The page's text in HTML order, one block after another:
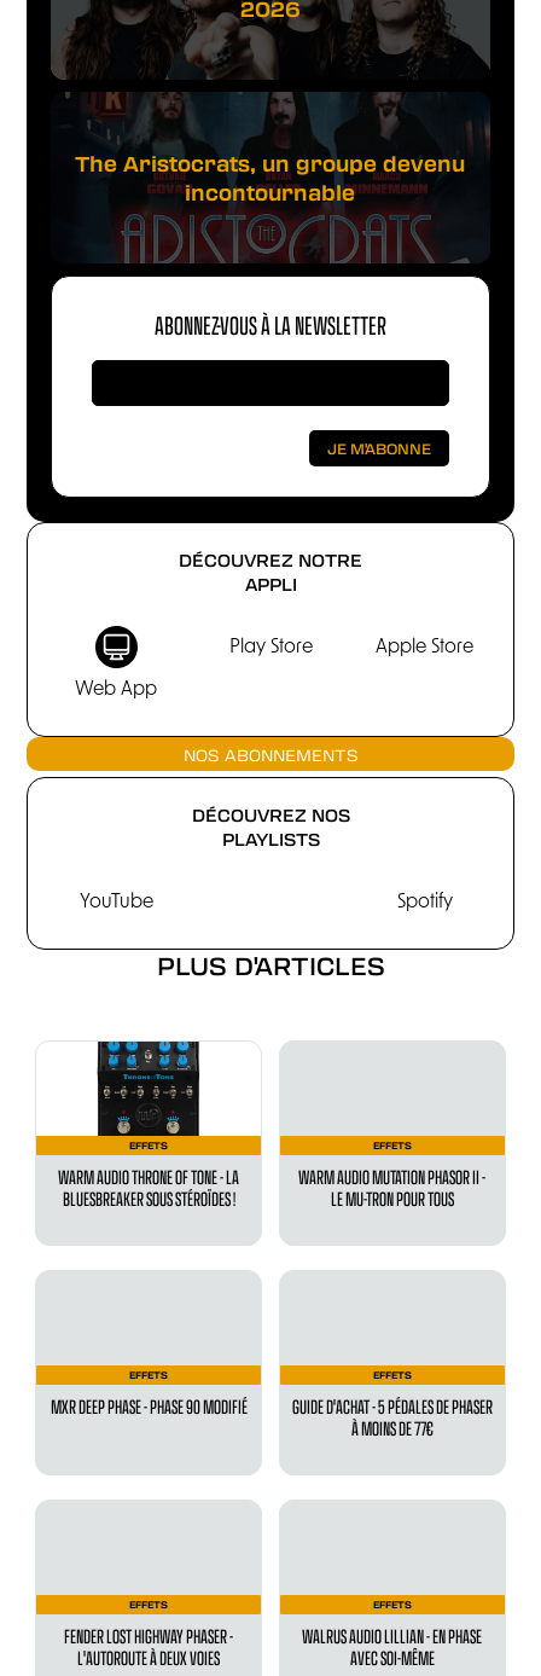
DÉCOUVREZ NOTRE
APPLI
Web App
Play Store Apple Store
NOS ABONNEMENTS
DÉCOUVREZ NOS
PLAYLISTS
YouTube Spotify
2026
The Aristocrats, un groupe devenu
incontournable
ABONNEZ-VOUS À LA NEWSLETTER
PLUS D'ARTICLES
EFFETS
WARM AUDIO THRONE OF TONE - LA
BLUESBREAKER SOUS STÉROÏDES !
EFFETS
WARM AUDIO MUTATION PHASOR II -
LE MU-TRON POUR TOUS
EFFETS
MXR DEEP PHASE - PHASE 90 MODIFIÉ
EFFETS
GUIDE D'ACHAT - 5 PÉDALES DE PHASER
À MOINS DE 77€
EFFETS
FENDER LOST HIGHWAY PHASER -
L'AUTOROUTE À DEUX VOIES
EFFETS
WALRUS AUDIO LILLIAN - EN PHASE
AVEC SOI-MÊME